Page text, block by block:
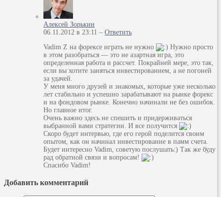
Алексей Зорькин
06.11.2012 в 23:11 – Ответить
Vadim Z на форексе играть не нужно
Нужно просто
в этом разобраться — это не азартная игра, это
определенная работа и рассчет. Покрайней мере, это так,
если вы хотите заняться инвестированием, а не погоней
за удачей.
У меня много друзей и знакомых, которые уже несколько
лет стабильно и успешно зарабатывают на рынке форекс
и на фондовом рынке. Конечно начинали не без ошибок.
Но главное итог.
Очень важно здесь не спешить и придерживаться
выбранной вами стратегии. И все получится
Скоро будет интервью, где его герой поделится своим
опытом, как он начинал инвестирование в памм счета.
Будет интересно Vadim, советую послушать:) Так же буду
рад обратной связи и вопросам!
Спасибо Vadim!
Добавить комментарий